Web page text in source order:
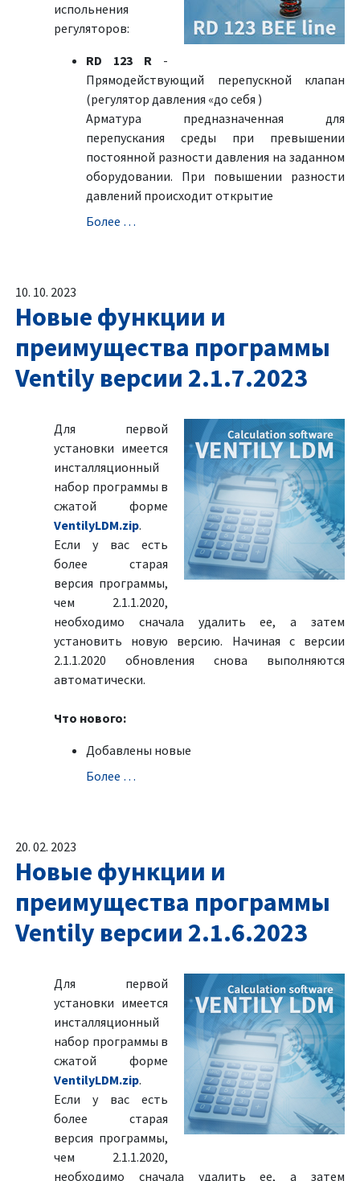
испольнения
регуляторов:
RD 123 R -
Прямодействующий перепускной клапан
(регулятор давления «до себя )
Aрматура предназначенная для
перепускания среды при превышении
постоянной разности давления на заданном
оборудовании. При повышении разности
давлений происходит открытие
Болeе …
10. 10. 2023
Новые функции и
преимущества программы
Ventily версии 2.1.7.2023
Для первой
установки имеется
инсталляционный
набор программы в
сжатой форме
VentilyLDM.zip.
Если у вас есть
более старая
версия программы,
чем 2.1.1.2020,
необходимо сначала удалить ее, а затем
установить новую версию. Начиная с версии
2.1.1.2020 обновления снова выполняются
автоматически.
Что нового:
Добавлены новые
Болeе …
20. 02. 2023
Новые функции и
преимущества программы
Ventily версии 2.1.6.2023
Для первой
установки имеется
инсталляционный
набор программы в
сжатой форме
VentilyLDM.zip.
Если у вас есть
более старая
версия программы,
чем 2.1.1.2020,
необходимо сначала удалить ее, а затем